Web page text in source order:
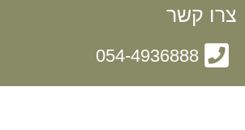
צרו קשר
054-4936888